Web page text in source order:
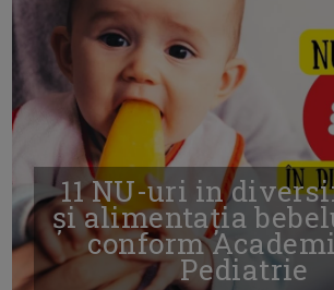
11 NU-uri in
și alimentația
conform
Pediatrie